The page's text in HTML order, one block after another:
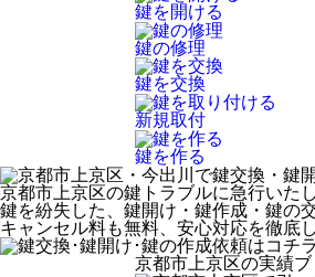
鍵を開ける
鍵の修理
鍵を交換
新規取付
鍵を作る
京都市上京区の鍵トラブルに急行いた
鍵を紛失した、鍵開け・鍵作成・鍵の
キャンセル料も無料、安心対応を徹底
京都市上京区の実績